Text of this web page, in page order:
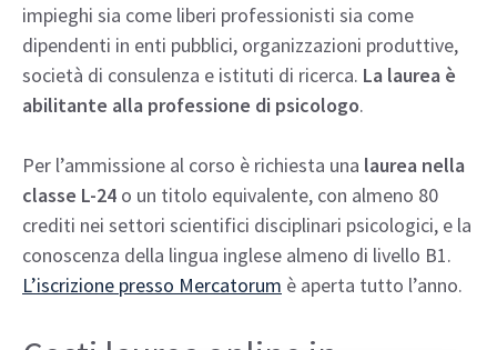
impieghi sia come liberi professionisti sia come
dipendenti in enti pubblici, organizzazioni produttive,
società di consulenza e istituti di ricerca. La laurea è
abilitante alla professione di psicologo.
Per l’ammissione al corso è richiesta una laurea nella
classe L-24 o un titolo equivalente, con almeno 80
crediti nei settori scientifici disciplinari psicologici, e la
conoscenza della lingua inglese almeno di livello B1.
L’iscrizione presso Mercatorum è aperta tutto l’anno.